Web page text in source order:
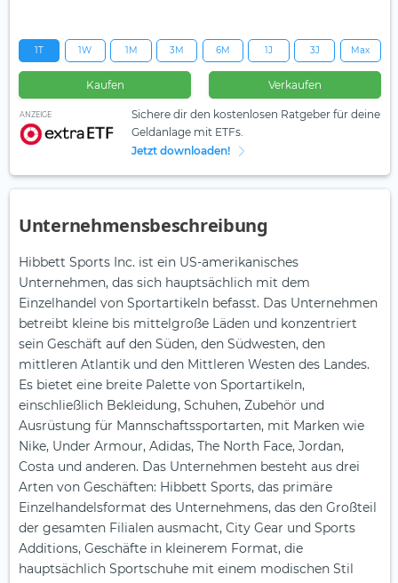
1T 1W 1M 3M 6M 1J 3J Max
Kaufen Verkaufen
ANZEIGE
Sichere dir den kostenlosen Ratgeber für deine
Geldanlage mit ETFs.
Jetzt downloaden!
Unternehmensbeschreibung
Hibbett Sports Inc. ist ein US-amerikanisches
Unternehmen, das sich hauptsächlich mit dem
Einzelhandel von Sportartikeln befasst. Das Unternehmen
betreibt kleine bis mittelgroße Läden und konzentriert
sein Geschäft auf den Süden, den Südwesten, den
mittleren Atlantik und den Mittleren Westen des Landes.
Es bietet eine breite Palette von Sportartikeln,
einschließlich Bekleidung, Schuhen, Zubehör und
Ausrüstung für Mannschaftssportarten, mit Marken wie
Nike, Under Armour, Adidas, The North Face, Jordan,
Costa und anderen. Das Unternehmen besteht aus drei
Arten von Geschäften: Hibbett Sports, das primäre
Einzelhandelsformat des Unternehmens, das den Großteil
der gesamten Filialen ausmacht, City Gear und Sports
Additions, Geschäfte in kleinerem Format, die
hauptsächlich Sportschuhe mit einem modischen Stil